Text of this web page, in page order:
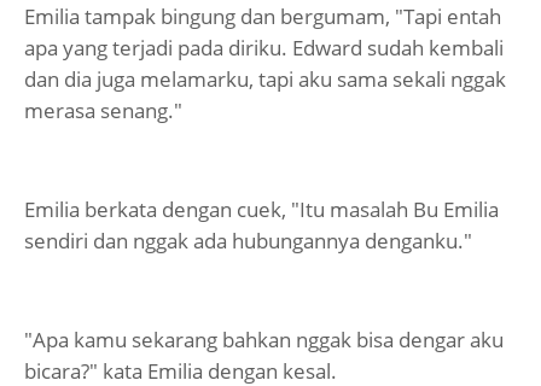
Emilia tampak bingung dan bergumam, "Tapi entah
apa yang terjadi pada diriku. Edward sudah kembali
dan dia juga melamarku, tapi aku sama sekali nggak
merasa senang."
Emilia berkata dengan cuek, "Itu masalah Bu Emilia
sendiri dan nggak ada hubungannya denganku."
"Apa kamu sekarang bahkan nggak bisa dengar aku
bicara?" kata Emilia dengan kesal.